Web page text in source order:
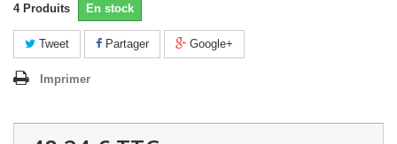
4 Produits En stock
Tweet Partager Google+
Imprimer